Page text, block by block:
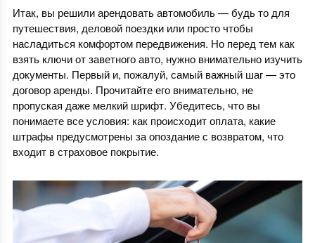
Итак, вы решили арендовать автомобиль — будь то для
путешествия, деловой поездки или просто чтобы
насладиться комфортом передвижения. Но перед тем как
взять ключи от заветного авто, нужно внимательно изучить
документы. Первый и, пожалуй, самый важный шаг — это
договор аренды. Прочитайте его внимательно, не
пропуская даже мелкий шрифт. Убедитесь, что вы
понимаете все условия: как происходит оплата, какие
штрафы предусмотрены за опоздание с возвратом, что
входит в страховое покрытие.